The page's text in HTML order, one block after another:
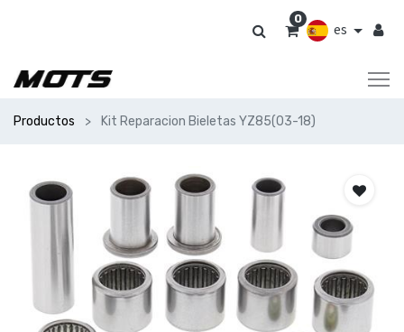
es
0
Productos Kit Reparacion Bieletas YZ85(03-18)